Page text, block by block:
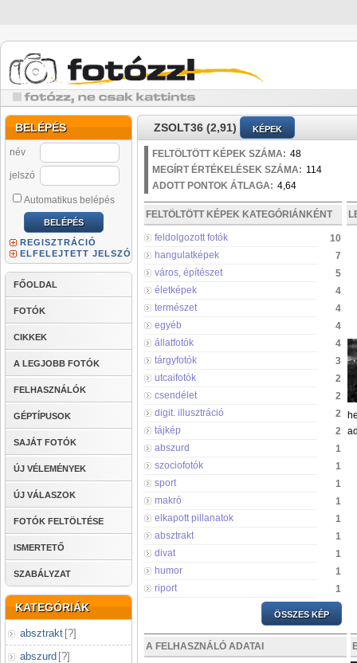
BELÉPÉS
név
jelszó
Automatikus belépés
REGISZTRÁCIÓ
ELFELEJTETT JELSZÓ
FŐOLDAL
FOTÓK
CIKKEK
A LEGJOBB FOTÓK
FELHASZNÁLÓK
GÉPTÍPUSOK
SAJÁT FOTÓK
ÚJ VÉLEMÉNYEK
ÚJ VÁLASZOK
FOTÓK FELTÖLTÉSE
ISMERTETŐ
SZABÁLYZAT
KATEGÓRIÁK
absztrakt [?]
abszurd [?]
ZSOLT36 (2,91) KÉPEK
FELTÖLTÖTT KÉPEK SZÁMA: 48
MEGÍRT ÉRTÉKELÉSEK SZÁMA: 114
ADOTT PONTOK ÁTLAGA: 4,64
FELTÖLTÖTT KÉPEK KATEGÓRIÁNKÉNT
feldolgozott fotók
10
hangulatképek
7
város, építészet
5
életképek
4
természet
4
egyéb
4
állatfotók
4
tárgyfotók
3
utcaifotók
2
csendélet
2
digit. illusztráció
2
tájkép
2
abszurd
1
szociofotók
1
sport
1
makró
1
elkapott pillanatok
1
absztrakt
1
divat
1
humor
1
riport
1
ÖSSZES KÉP
A FELHASZNÁLÓ ADATAI